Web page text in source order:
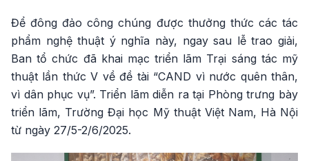
Để đông đảo công chúng được thưởng thức các tác
phẩm nghệ thuật ý nghĩa này, ngay sau lễ trao giải,
Ban tổ chức đã khai mạc triển lãm Trại sáng tác mỹ
thuật lần thức V về đề tài “CAND vì nước quên thân,
vì dân phục vụ”. Triển lãm diễn ra tại Phòng trưng bày
triển lãm, Trường Đại học Mỹ thuật Việt Nam, Hà Nội
từ ngày 27/5-2/6/2025.